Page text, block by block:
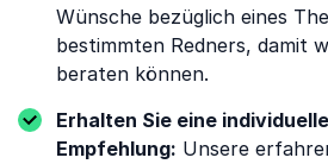
Wünsche bezüglich eines
bestimmten Redners, damit
beraten können.
Erhalten Sie eine individuelle
Empfehlung: Unsere